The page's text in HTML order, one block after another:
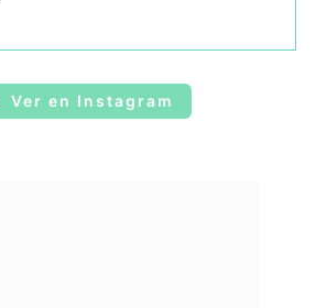
Ver en Instagram